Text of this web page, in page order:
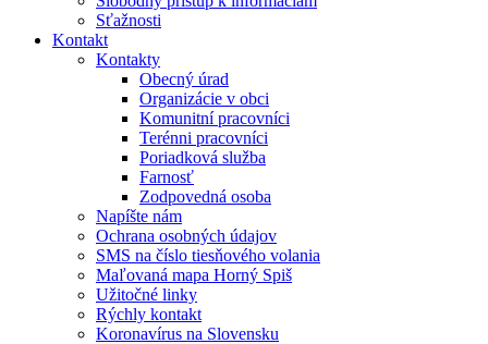
Sťažnosti
Kontakt
Kontakty
Obecný úrad
Organizácie v obci
Komunitní pracovníci
Terénni pracovníci
Poriadková služba
Farnosť
Zodpovedná osoba
Napíšte nám
Ochrana osobných údajov
SMS na číslo tiesňového volania
Maľovaná mapa Horný Spiš
Užitočné linky
Rýchly kontakt
Koronavírus na Slovensku